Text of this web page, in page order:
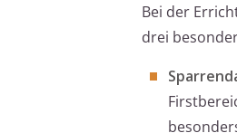
Bei der
drei